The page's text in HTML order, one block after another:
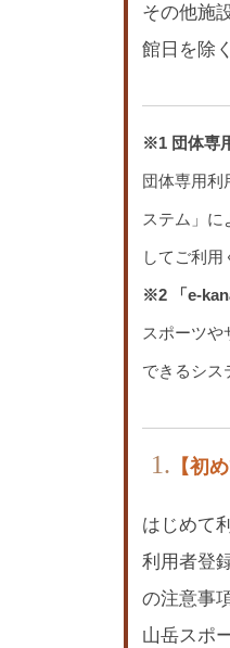
その他施
館日を除
※1 団体専
団体専用利
ステム」
してご利用
※2 「e-
スポーツ
できるシス
1. 【初
はじめて
利用者登
の注意事
山岳スポ